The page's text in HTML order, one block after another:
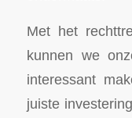
Met het
kunnen we
interessant
juiste